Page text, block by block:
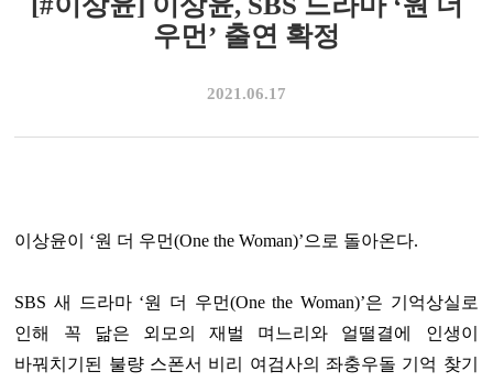
우먼’ 출연 확정
2021.06.17
이상윤이 ‘원 더 우먼(One the Woman)’으로 돌아온다.
SBS 새 드라마 ‘원 더 우먼(One the Woman)’은 기억상실로
인해 꼭 닮은 외모의 재벌 며느리와 얼떨결에 인생이
바꿔치기된 불량 스폰서 비리 여검사의 좌충우돌 기억 찾기